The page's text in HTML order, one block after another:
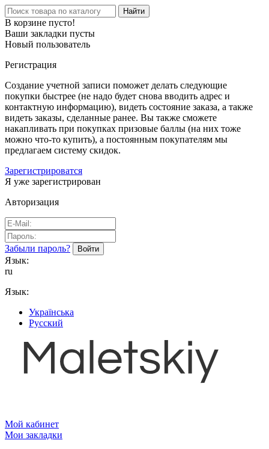
Найти
В корзине пусто!
Ваши закладки пусты
Новый пользователь
Регистрация
Создание учетной записи поможет делать следующие
покупки быстрее (не надо будет снова вводить адрес и
контактную информацию), видеть состояние заказа, а также
видеть заказы, сделанные ранее. Вы также сможете
накапливать при покупках призовые баллы (на них тоже
можно что-то купить), а постоянным покупателям мы
предлагаем систему скидок.
Зарегистрироватся
Я уже зарегистрирован
Авторизация
Забыли пароль?
Язык:
ru
Язык:
Українська
Русский
Мой кабинет
Мои закладки